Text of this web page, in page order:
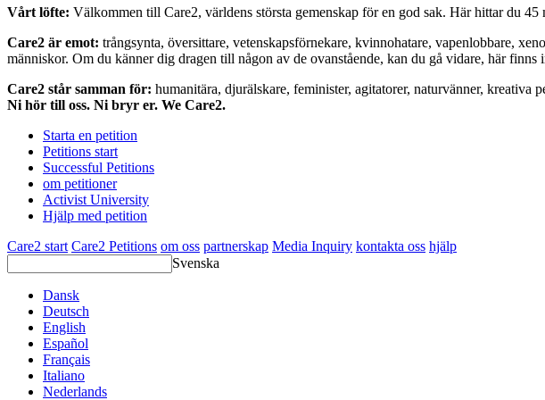
Vårt löfte: Välkommen till Care2, världens största gemenskap för en god sak. Här hittar du
Care2 är emot: trångsynta, översittare, vetenskapsförnekare, kvinnohatare, vapenlobbare,
människor. Om du känner dig dragen till någon av de ovanstående, kan du gå vidare, här finns
Care2 står samman för: humanitära, djurälskare, feminister, agitatorer, naturvänner,
Ni hör till oss. Ni bryr er. We Care2.
Starta en petition
Petitions start
Successful Petitions
om petitioner
Activist University
Hjälp med petition
Care2 start Care2 Petitions om oss partnerskap Media Inquiry kontakta oss hjälp
Svenska
Dansk
Deutsch
English
Español
Français
Italiano
Nederlands